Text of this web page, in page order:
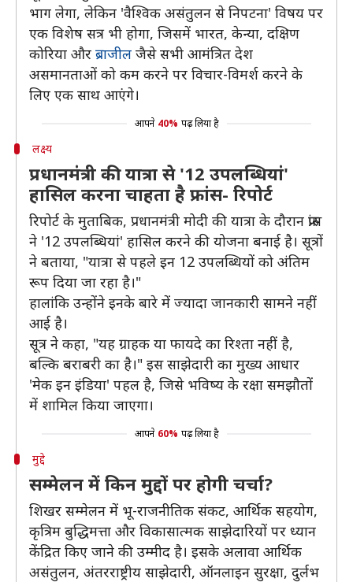
भाग लेगा, लेकिन 'वैश्विक असंतुलन से निपटना' विषय पर
एक विशेष सत्र भी होगा, जिसमें भारत, केन्या, दक्षिण
कोरिया और ब्राजील जैसे सभी आमंत्रित देश
असमानताओं को कम करने पर विचार-विमर्श करने के
लिए एक साथ आएंगे।
आपने 40% पढ़ लिया है
लक्ष्य
प्रधानमंत्री की यात्रा से '12 उपलब्धियां'
हासिल करना चाहता है फ्रांस- रिपोर्ट
रिपोर्ट के मुताबिक, प्रधानमंत्री मोदी की यात्रा के दौरान फ्रांस
ने '12 उपलब्धियां' हासिल करने की योजना बनाई है। सूत्रों
ने बताया, "यात्रा से पहले इन 12 उपलब्धियों को अंतिम
रूप दिया जा रहा है।"
हालांकि उन्होंने इनके बारे में ज्यादा जानकारी सामने नहीं
आई है।
सूत्र ने कहा, "यह ग्राहक या फायदे का रिश्ता नहीं है,
बल्कि बराबरी का है।" इस साझेदारी का मुख्य आधार
'मेक इन इंडिया' पहल है, जिसे भविष्य के रक्षा समझौतों
में शामिल किया जाएगा।
आपने 60% पढ़ लिया है
मुद्दे
सम्मेलन में किन मुद्दों पर होगी चर्चा?
शिखर सम्मेलन में भू-राजनीतिक संकट, आर्थिक सहयोग,
कृत्रिम बुद्धिमत्ता और विकासात्मक साझेदारियों पर ध्यान
केंद्रित किए जाने की उम्मीद है। इसके अलावा आर्थिक
असंतुलन, अंतरराष्ट्रीय साझेदारी, ऑनलाइन सुरक्षा, दुर्लभ